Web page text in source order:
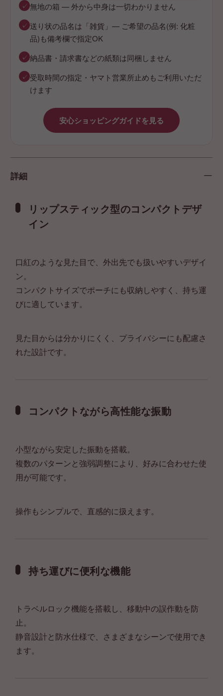
✓ 無地の箱 — 外から中身は一切わかりません
✓ 送り状の品名は「雑貨」— ご希望の品名(例: 化粧
品)も備考欄で指定OK
✓ 納品書・請求書などの紙類は同梱しません
✓ 受取時間の指定・ヤマト営業所止めもご利用いただ
けます
安心ショッピングガイドを見る
詳細
リップスティック型のコンパクトデザ
イン
口紅のような見た目で、外出先でも扱いやすいデザイ
ン。
コンパクトサイズでポーチにも収納しやすく、持ち運
びに適しています。
見た目からは分かりにくく、プライバシーにも配慮さ
れた設計です。
コンパクトながら高性能な振動
小型ながら安定した振動を搭載。
複数のパターンと強弱調整により、好みに合わせた使
用が可能です。
操作もシンプルで、直感的に扱えます。
持ち運びに便利な機能
トラベルロック機能を搭載し、移動中の誤作動を防
止。
静音設計と防水仕様で、さまざまなシーンで使用でき
ます。